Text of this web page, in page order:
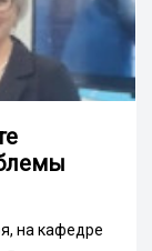
на кафедре